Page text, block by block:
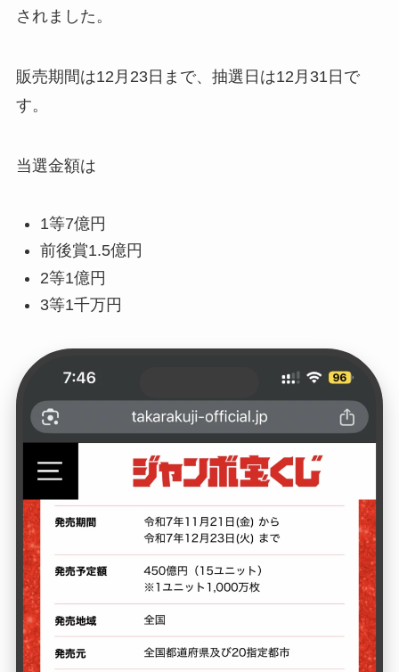
されました。
販売期間は12月23日まで、抽選日は12月31日で
す。
当選金額は
1等7億円
前後賞1.5億円
2等1億円
3等1千万円